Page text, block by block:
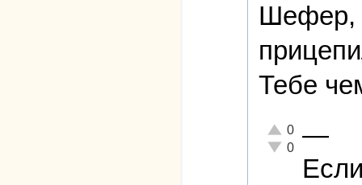
Шефер,
Тебе
Отлично!
0
Неадекватно!
0 —